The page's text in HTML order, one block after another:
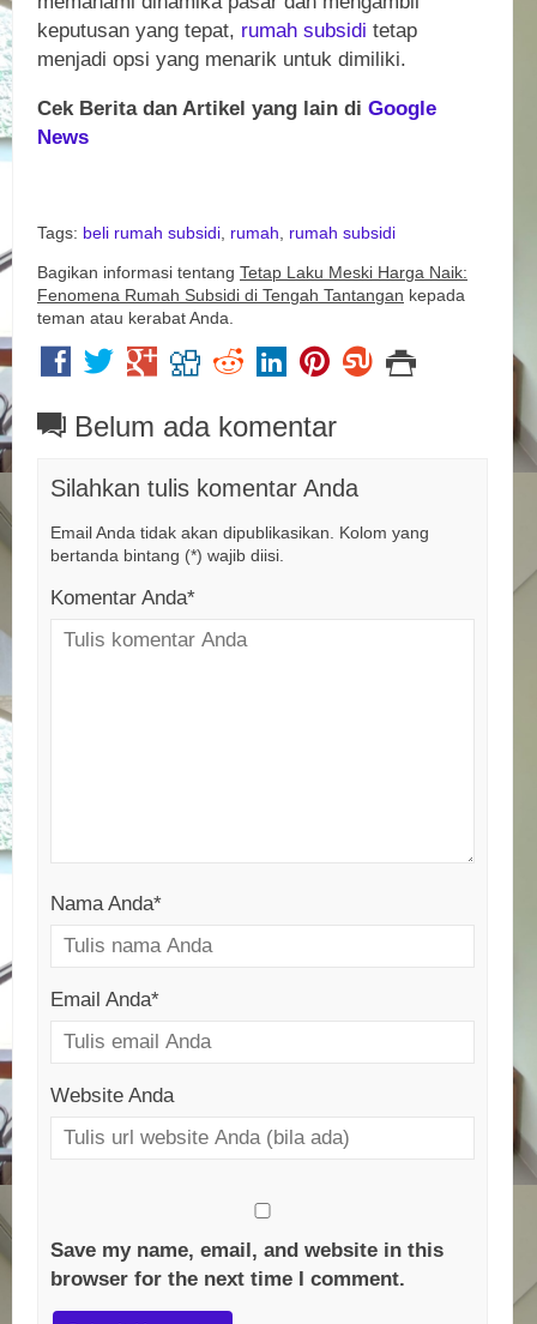
keputusan yang tepat, rumah subsidi tetap
menjadi opsi yang menarik untuk dimiliki.
Cek Berita dan Artikel yang lain di Google
News
Tags: beli rumah subsidi, rumah, rumah subsidi
Bagikan informasi tentang Tetap Laku Meski Harga Naik:
Fenomena Rumah Subsidi di Tengah Tantangan kepada
teman atau kerabat Anda.
Belum ada komentar
Silahkan tulis komentar Anda
Email Anda tidak akan dipublikasikan. Kolom yang
bertanda bintang (*) wajib diisi.
Komentar Anda*
Nama Anda*
Email Anda*
Website Anda
Save my name, email, and website in this
browser for the next time I comment.